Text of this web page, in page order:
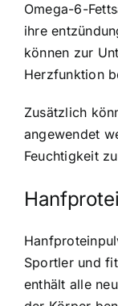
Omega-6-
ihre
können zur
Herzfunktion
Zusätzlich
angewendet
Feuchtigkeit
Sportler und
enthält alle